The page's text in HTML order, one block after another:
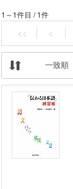
1～1件目 /1件
<< <
一致順